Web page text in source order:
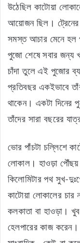
উঠেছিল কাটোয়া
আয়োজন ছিল। ট্রেনের
সমস্ত আচার মেনে হল
পুজো শেষে সবার জন্য
চাঁদা তুলে এই পুজোর
প্রতিবছর একইভাবে
থাকেন। একটা দিনের
তাঁদের সারা বছরের
ভোর পাঁচটা চল্লিশে
লোকাল। হাওড়া পৌঁছয়
কিলোমিটার পথ সুখ-
কাটোয়া লোকালের চার
কলকাতা বা হাওড়া।
হেলপারের কাজ